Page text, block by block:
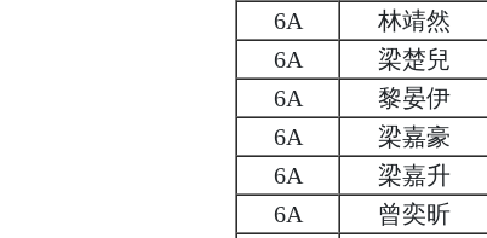
6A
林靖然
6A
梁楚兒
6A
黎晏伊
6A
梁嘉豪
6A
梁嘉升
6A
曾奕昕